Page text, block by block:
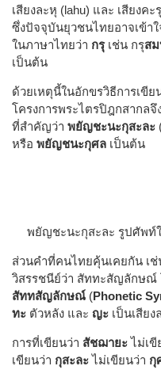
เสียงละหุ (lahu) และ เสียงค
ซึ่งปัจจุบันยุวชนไทยอาจเข้าใ
ในภาษาไทยว่า กรุเช่น กรุส
เป็นต้น
ด้วยเหตุนี้ในอักขรวิธีการเขี
โครงการพระไตรปิฎกสากล
ที่สำคัญว่า พยัญชะนะกุสะละ
หรือ พยัญชนะกุศล เป็นต้น
พยัญชะนะกุสะละ รูปศัพท์
ส่วนคำที่คนไทยคุ้นเคยกัน เ
วิสรรชนีย์ว่า สัททะสัญลักษณ์
สัททสัญลักษณ์ (Phonetic
ทะ ตัวหลัง และ ญะ เป็นเสียง
การที่เขียนว่า สัชฌายะไม่เขี
เขียนว่า กุสะละไม่เขียนว่า กุ